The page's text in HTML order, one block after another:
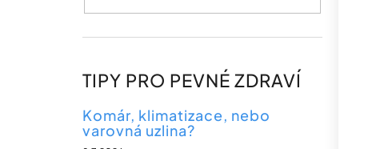
TIPY PRO PEVNÉ ZDRAVÍ
Komár, klimatizace, nebo
varovná uzlina?